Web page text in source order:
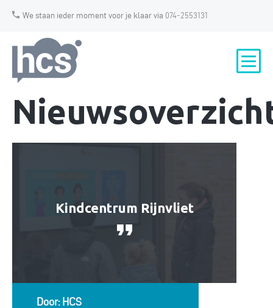
We staan ieder moment voor je klaar via 074-2553131
Kindcentrum Rijnvliet
Door: HCS